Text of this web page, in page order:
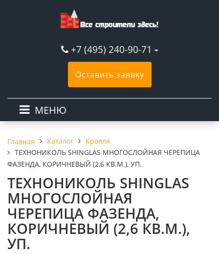
+7 (495) 240-90-71
Оставить заявку
МЕНЮ
Главная Каталог
Кровля
ТЕХНОНИКОЛЬ SHINGLAS МНОГОСЛОЙНАЯ ЧЕРЕПИЦА
ФАЗЕНДА, КОРИЧНЕВЫЙ (2,6 КВ.М.), УП.
ТЕХНОНИКОЛЬ SHINGLAS
МНОГОСЛОЙНАЯ
ЧЕРЕПИЦА ФАЗЕНДА,
КОРИЧНЕВЫЙ (2,6 КВ.М.),
УП.